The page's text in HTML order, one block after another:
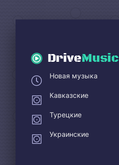
DriveMusic
Новая музыка
Кавказские
Турецкие
Украинские